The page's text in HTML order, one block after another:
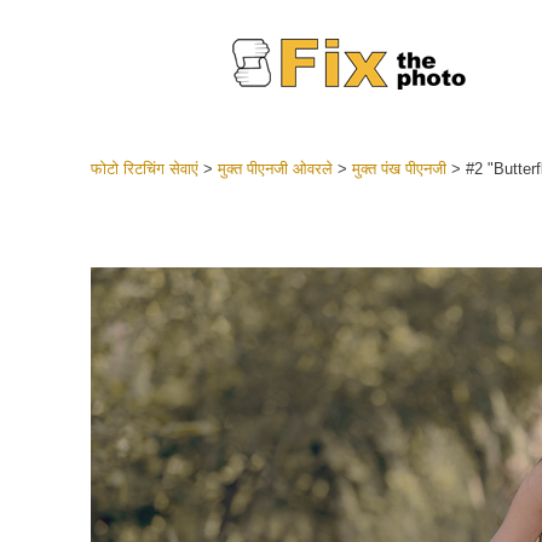
शादी की
फोटो रिटचिंग सेवाएं>मुक्त पीएनजी ओवरले>मुक्त पंख पीएनजी> #2